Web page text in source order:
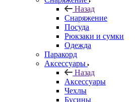
Назад
Снаряжение
Посуда
Рюкзаки и сумки
Одежда
Паракорд
Аксессуары
Назад
Аксессуары
Чехлы
Бусины